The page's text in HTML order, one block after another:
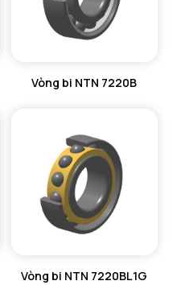
Vòng bi NTN 7220B
Vòng bi NTN 7220BL1G